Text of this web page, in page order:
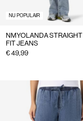
NU POPULAIR
NMYOLANDA STRAIGHT
FIT JEANS
€ 49,99